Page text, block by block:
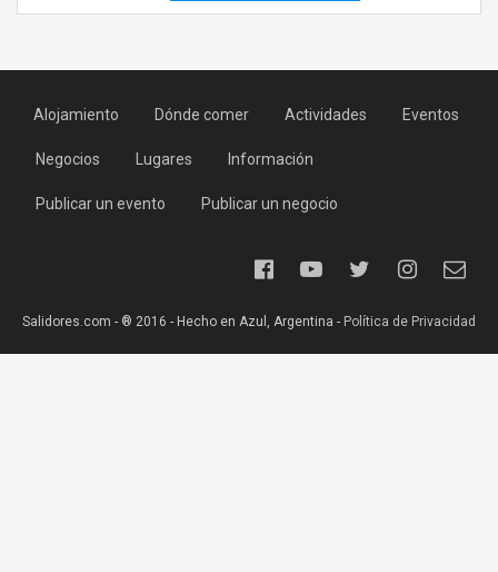
Alojamiento Dónde comer Actividades Eventos
Negocios Lugares Información
Publicar un evento Publicar un negocio
Salidores.com - ® 2016 - Hecho en Azul, Argentina - Política de Privacidad